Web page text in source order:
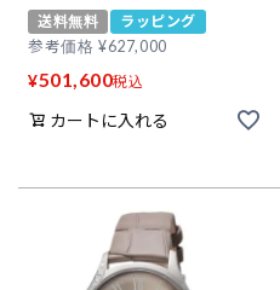
送料無料
ラッピング
参考価格 ¥627,000
¥501,600税込
カートに入れる